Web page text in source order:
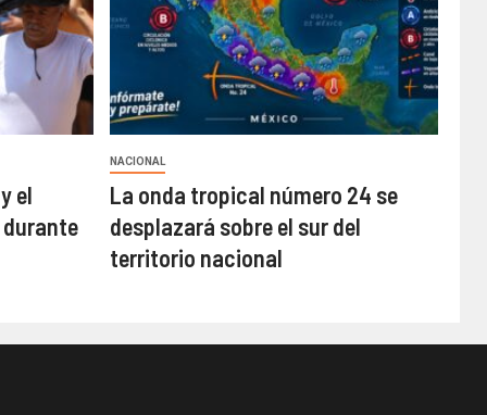
el
NACIONAL
La onda tropical número 24 se
desplazará sobre el sur del
territorio nacional